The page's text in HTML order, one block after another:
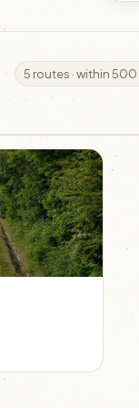
5 routes · within 500